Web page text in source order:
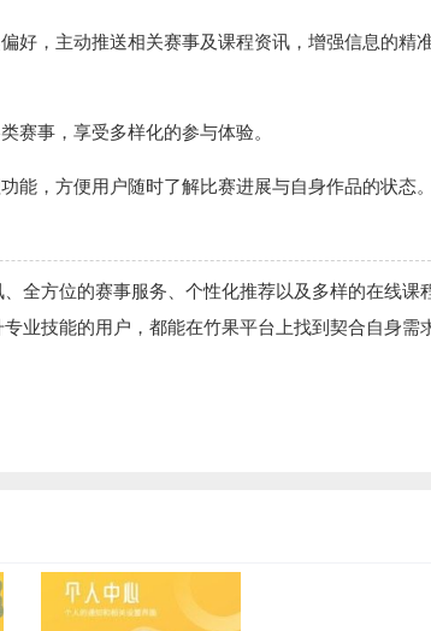
好，主动推送相关赛事及课程资讯，增强信息的精
赛事，享受多样化的参与体验。
能，方便用户随时了解比赛进展与自身作品的状态。
全方位的赛事服务、个性化推荐以及多样的在线课
业技能的用户，都能在竹果平台上找到契合自身需